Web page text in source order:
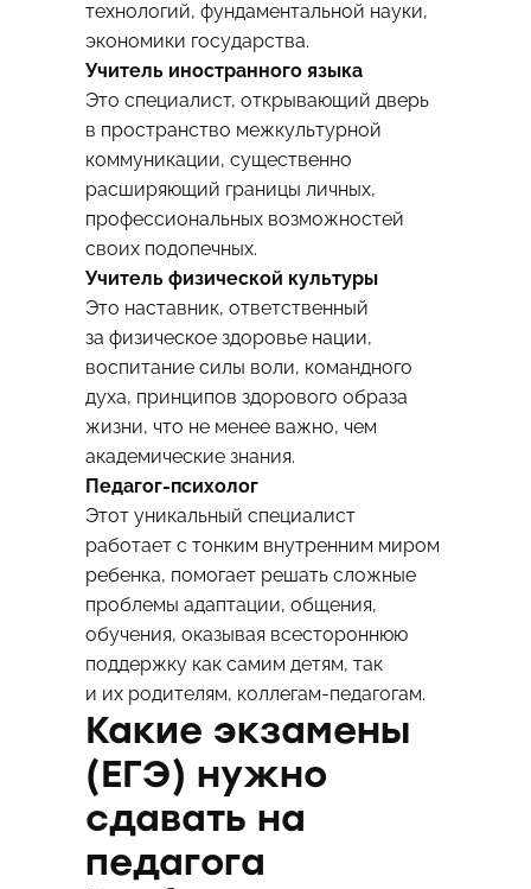
технологий, фундаментальной науки,
экономики государства.
Учитель иностранного языка
Это специалист, открывающий дверь
в пространство межкультурной
коммуникации, существенно
расширяющий границы личных,
профессиональных возможностей
своих подопечных.
Учитель физической культуры
Это наставник, ответственный
за физическое здоровье нации,
воспитание силы воли, командного
духа, принципов здорового образа
жизни, что не менее важно, чем
академические знания.
Педагог-психолог
Этот уникальный специалист
работает с тонким внутренним миром
ребенка, помогает решать сложные
проблемы адаптации, общения,
обучения, оказывая всестороннюю
поддержку как самим детям, так
и их родителям, коллегам-педагогам.
Какие экзамены
(ЕГЭ) нужно
сдавать на
педагога